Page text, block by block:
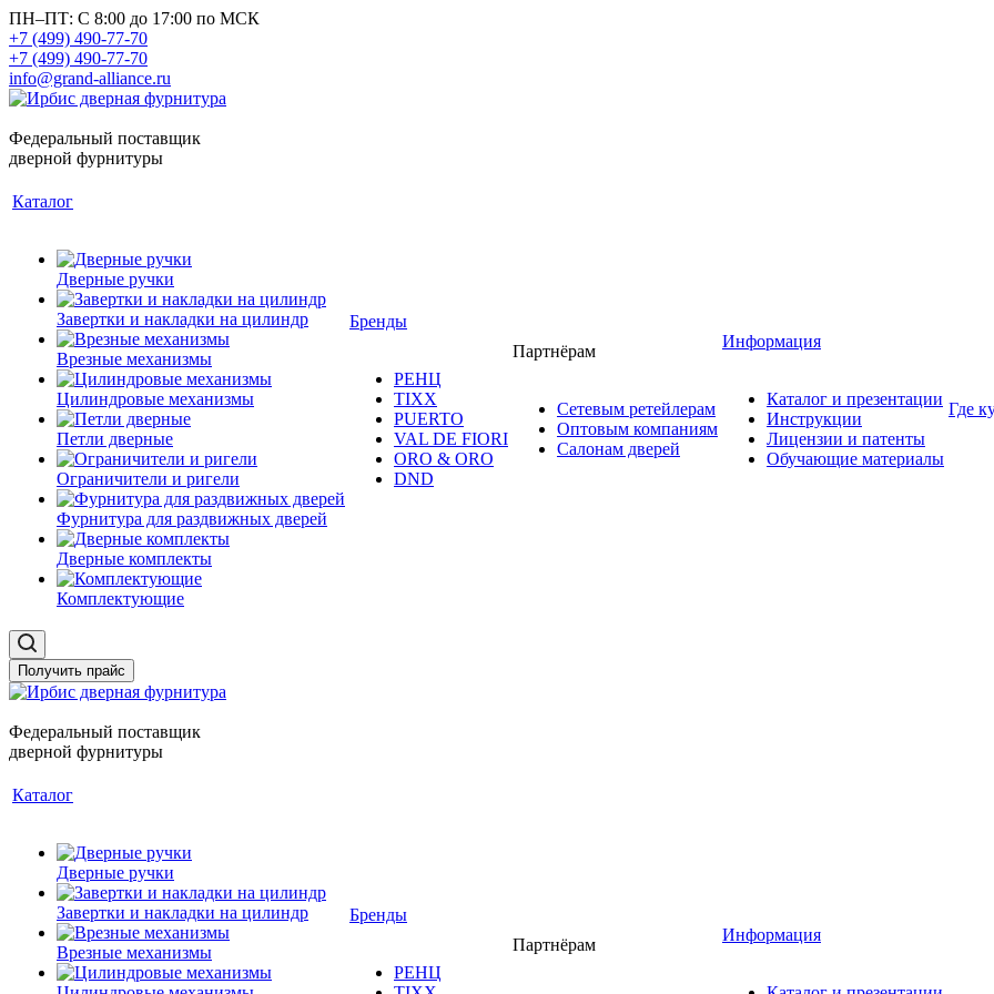
ПН–ПТ: С 8:00 до 17:00 по МСК
+7 (499) 490-77-70
+7 (499) 490-77-70
info@grand-alliance.ru
Федеральный поставщик
дверной фурнитуры
Каталог
Дверные ручки
Завертки и накладки на цилиндр
Врезные механизмы
Цилиндровые механизмы
Петли дверные
Ограничители и ригели
Фурнитура для раздвижных дверей
Дверные комплекты
Комплектующие
Бренды
РЕНЦ
TIXX
PUERTO
VAL DE FIORI
ORO & ORO
DND
Партнёрам
Сетевым ретейлерам
Оптовым компаниям
Салонам дверей
Информация
Каталог и презентации
Инструкции
Лицензии и патенты
Обучающие материалы
Где
Получить прайс
Федеральный поставщик
дверной фурнитуры
Каталог
Дверные ручки
Завертки и накладки на цилиндр
Врезные механизмы
Бренды
РЕНЦ
Партнёрам
Информация